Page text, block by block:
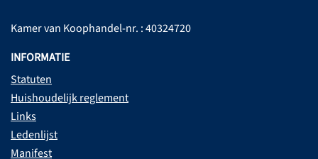
Kamer van Koophandel-nr. : 40324720
INFORMATIE
Statuten
Huishoudelijk reglement
Links
Ledenlijst
Manifest